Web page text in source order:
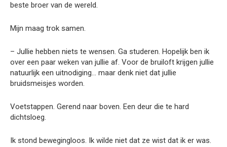
beste broer van de wereld.
Mijn maag trok samen.
– Jullie hebben niets te wensen. Ga studeren. Hopelijk ben ik
over een paar weken van jullie af. Voor de bruiloft krijgen jullie
natuurlijk een uitnodiging… maar denk niet dat jullie
bruidsmeisjes worden.
Voetstappen. Gerend naar boven. Een deur die te hard
dichtsloeg.
Ik stond bewegingloos. Ik wilde niet dat ze wist dat ik er was.